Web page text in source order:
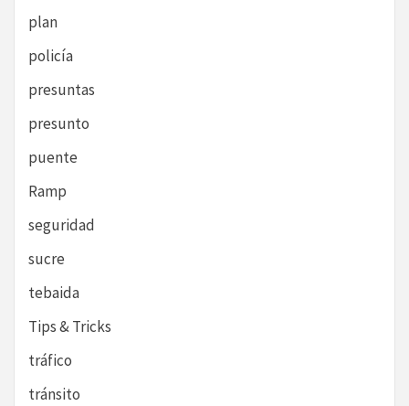
plan
policía
presuntas
presunto
puente
Ramp
seguridad
sucre
tebaida
Tips & Tricks
tráfico
tránsito